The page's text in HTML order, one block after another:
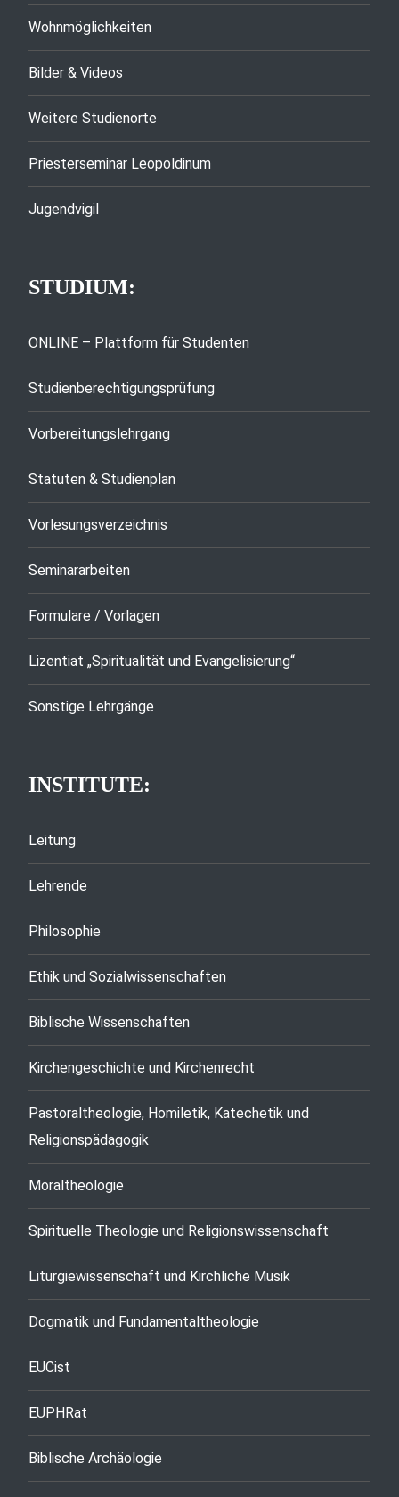
Wohnmöglichkeiten
Bilder & Videos
Weitere Studienorte
Priesterseminar Leopoldinum
Jugendvigil
STUDIUM:
ONLINE – Plattform für Studenten
Studienberechtigungsprüfung
Vorbereitungslehrgang
Statuten & Studienplan
Vorlesungsverzeichnis
Seminararbeiten
Formulare / Vorlagen
Lizentiat „Spiritualität und Evangelisierung“
Sonstige Lehrgänge
INSTITUTE:
Leitung
Lehrende
Philosophie
Ethik und Sozialwissenschaften
Biblische Wissenschaften
Kirchengeschichte und Kirchenrecht
Pastoraltheologie, Homiletik, Katechetik und
Religionspädagogik
Moraltheologie
Spirituelle Theologie und Religionswissenschaft
Liturgiewissenschaft und Kirchliche Musik
Dogmatik und Fundamentaltheologie
EUCist
EUPHRat
Biblische Archäologie